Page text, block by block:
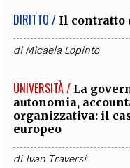
DIRITTO / Il contratto
diMicaela Lopinto
UNIVERSITÀ / La
autonomia,
organizzativa: il
europeo
di Ivan Traversi